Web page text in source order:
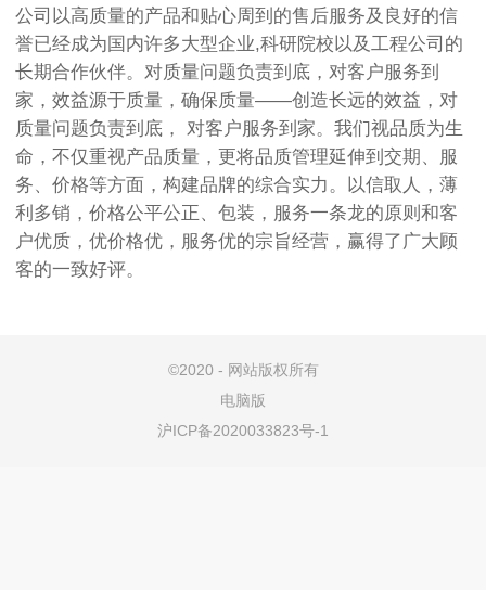
公司以高质量的产品和贴心周到的售后服务及良好的信
誉已经成为国内许多大型企业,科研院校以及工程公司的
长期合作伙伴。对质量问题负责到底，对客户服务到
家，效益源于质量，确保质量——创造长远的效益，对
质量问题负责到底， 对客户服务到家。我们视品质为生
命，不仅重视产品质量，更将品质管理延伸到交期、服
务、价格等方面，构建品牌的综合实力。以信取人，薄
利多销，价格公平公正、包装，服务一条龙的原则和客
户优质，优价格优，服务优的宗旨经营，赢得了广大顾
客的一致好评。
©2020 - 网站版权所有
电脑版
沪ICP备2020033823号-1